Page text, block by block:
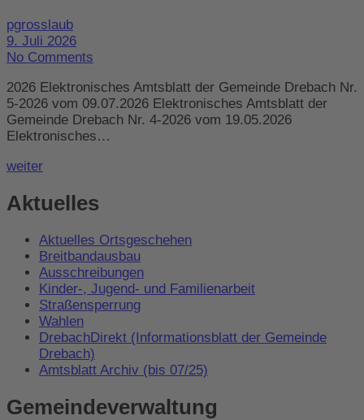
pgrosslaub
9. Juli 2026
No Comments
2026 Elektronisches Amtsblatt der Gemeinde Drebach Nr.
5-2026 vom 09.07.2026 Elektronisches Amtsblatt der
Gemeinde Drebach Nr. 4-2026 vom 19.05.2026
Elektronisches…
weiter
Aktuelles
Aktuelles Ortsgeschehen
Breitbandausbau
Ausschreibungen
Kinder-, Jugend- und Familienarbeit
Straßensperrung
Wahlen
DrebachDirekt (Informationsblatt der Gemeinde
Drebach)
Amtsblatt Archiv (bis 07/25)
Gemeindeverwaltung